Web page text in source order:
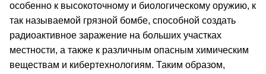
особенно к высокоточному и биологическому оружию, к
так называемой грязной бомбе, способной создать
радиоактивное заражение на больших участках
местности, а также к различным опасным химическим
веществам и кибертехнологиям. Таким образом,